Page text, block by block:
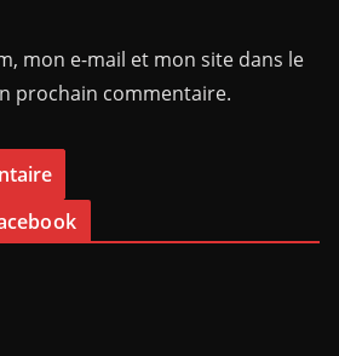
mon e-mail et mon site dans le
prochain commentaire.